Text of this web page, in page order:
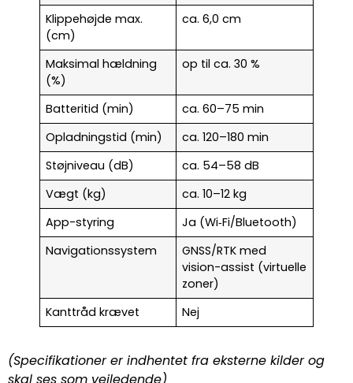
Klippehøjde max.
(cm)
ca. 6,0 cm
Maksimal hældning
(%)
op til ca. 30 %
Batteritid (min)
ca. 60–75 min
Opladningstid (min)
ca. 120–180 min
Støjniveau (dB)
ca. 54–58 dB
Vægt (kg)
ca. 10–12 kg
App-styring
Ja (Wi‑Fi/Bluetooth)
Navigationssystem
GNSS/RTK med
vision-assist (virtuelle
zoner)
Kanttråd krævet
Nej
(Specifikationer er indhentet fra eksterne kilder og
skal ses som vejledende)